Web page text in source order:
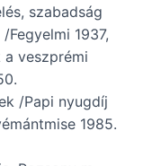
szabadság
Fegyelmi 1937,
a veszprémi
/Papi nyugdíj
1985.